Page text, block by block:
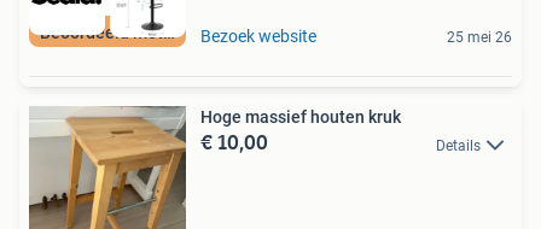
Beoordeeld met 9+ Bezoek website 25 mei 26
Hoge massief houten kruk
€ 10,00 Details